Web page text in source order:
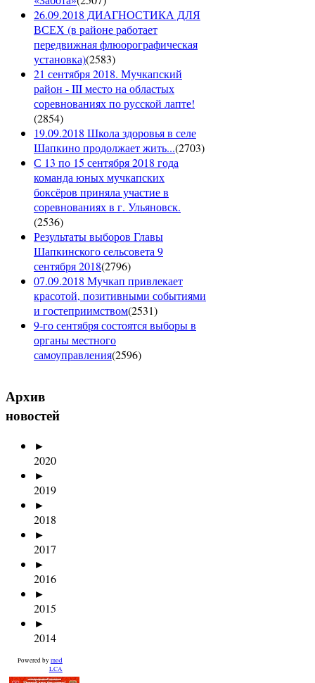
26.09.2018 ДИАГНОСТИКА ДЛЯ
ВСЕХ (в районе работает
передвижная флюорографическая
установка)(2583)
21 сентября 2018. Мучкапский
район - III место на областых
соревнованиях по русской лапте!
(2854)
19.09.2018 Школа здоровья в селе
Шапкино продолжает жить...(2703)
С 13 по 15 сентября 2018 года
команда юных мучкапских
боксёров приняла участие в
соревнованиях в г. Ульяновск.
(2536)
Результаты выборов Главы
Шапкинского сельсовета 9
сентября 2018(2796)
07.09.2018 Мучкап привлекает
красотой, позитивными событиями
и гостеприимством(2531)
9-го сентября состоятся выборы в
органы местного
самоуправления(2596)
Архив
новостей
►
2020
►
2019
►
2018
►
2017
►
2016
►
2015
►
2014
Powered by mod
LCA